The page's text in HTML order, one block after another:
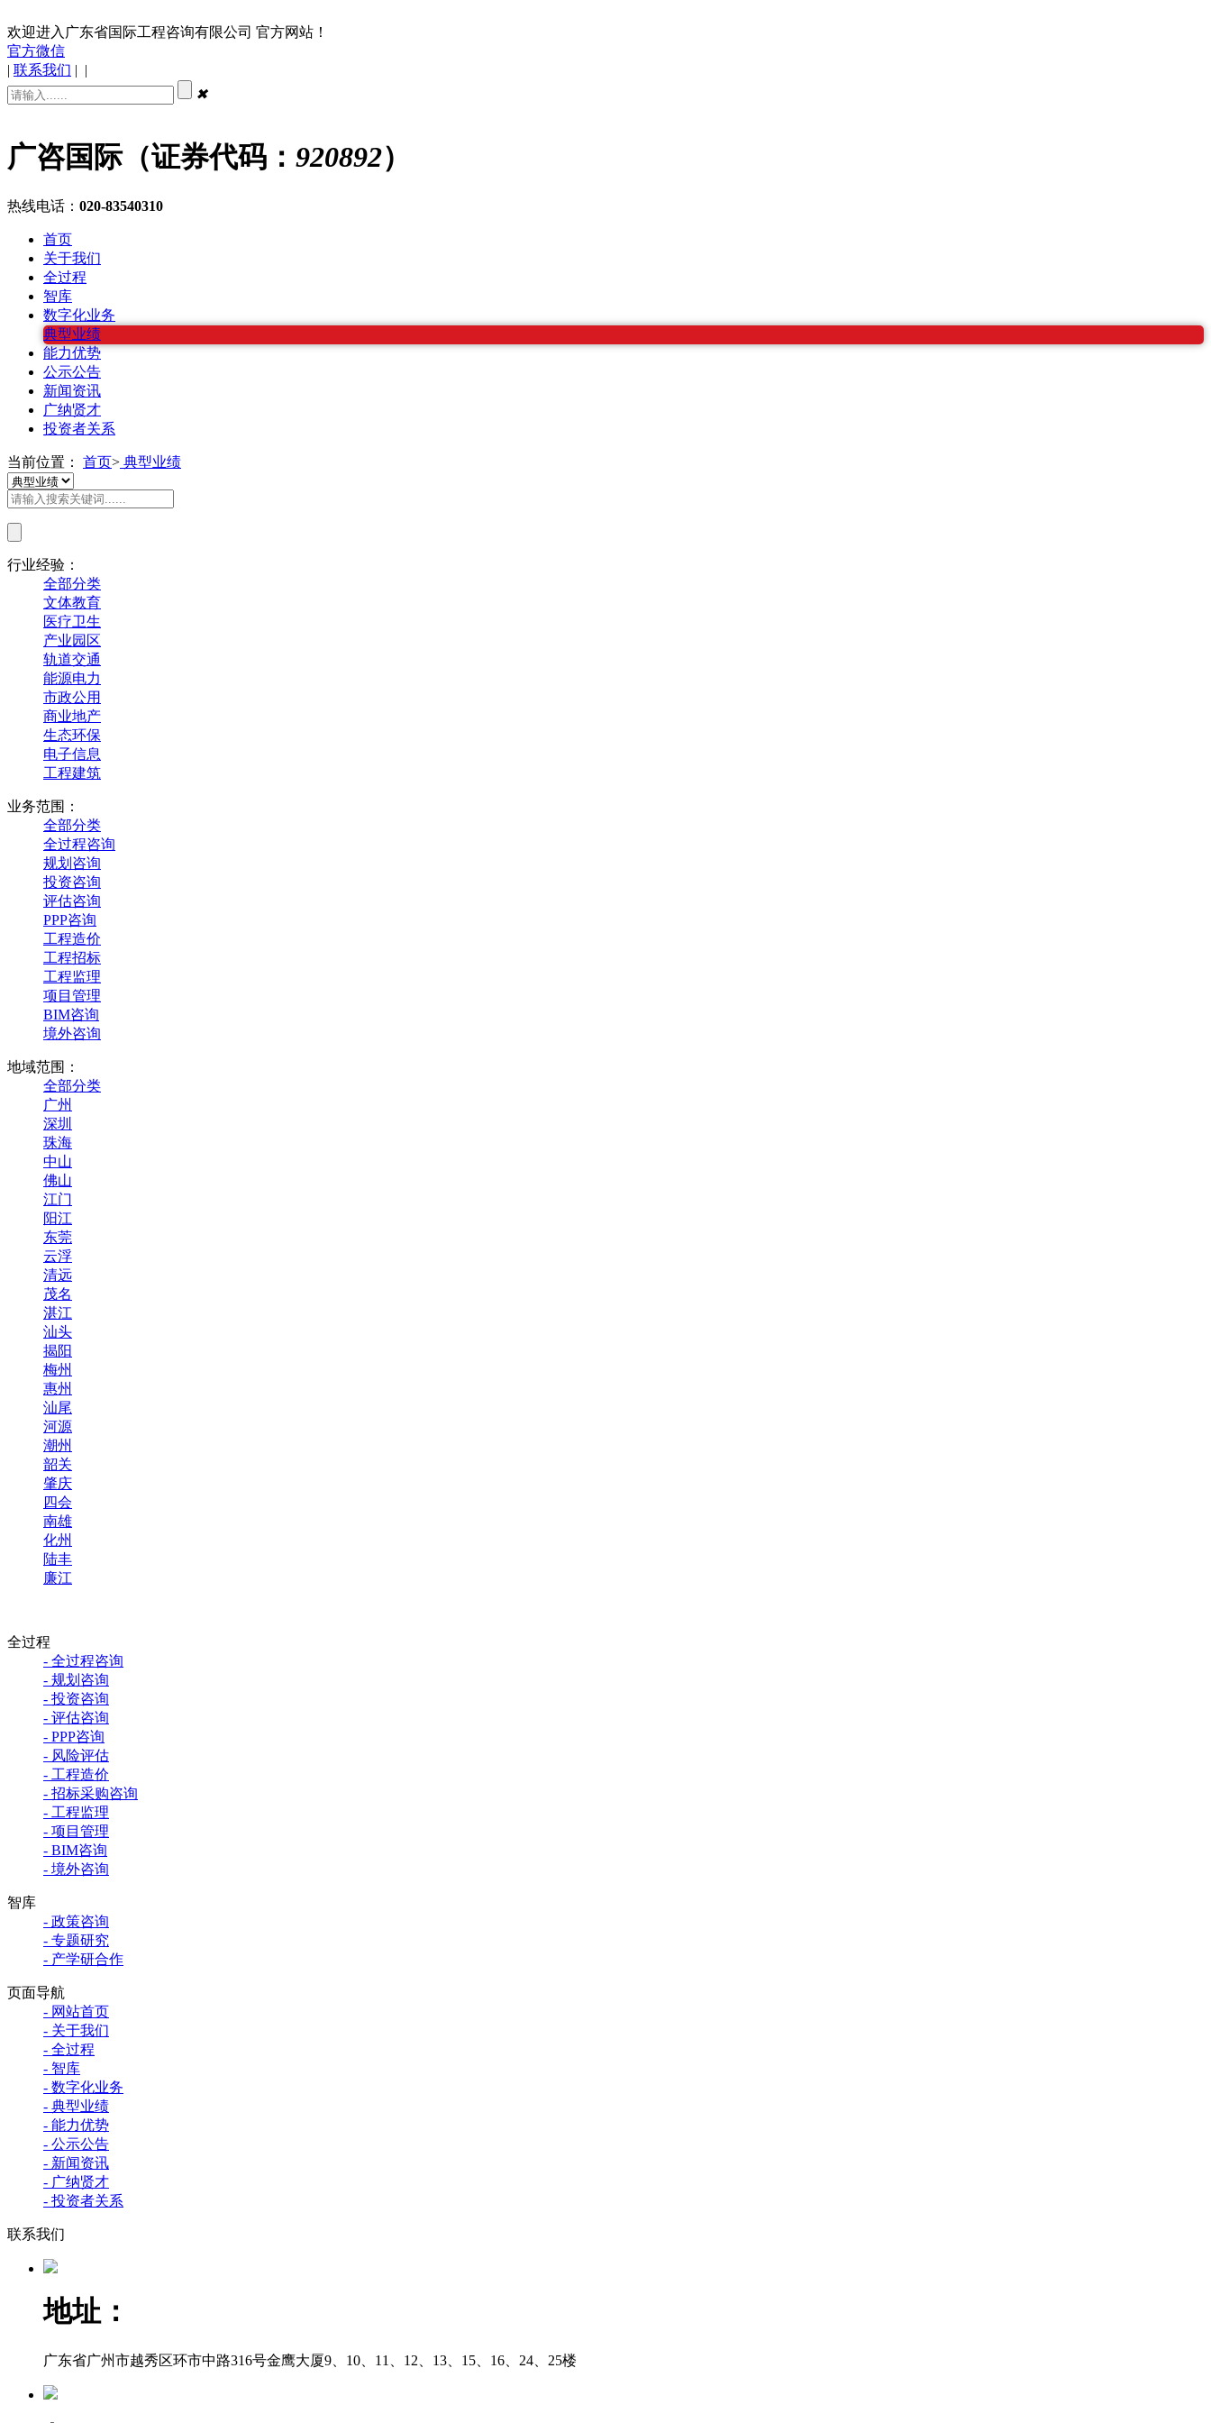
欢迎进入广东省国际工程咨询有限公司 官方网站！
官方微信
| 联系我们 | |
✖
广咨国际（证券代码： 920892）
热线电话： 020-83540310
首页
关于我们
全过程
智库
数字化业务
典型业绩
能力优势
公示公告
新闻资讯
广纳贤才
投资者关系
当前位置： 首页> 典型业绩
行业经验：
全部分类
文体教育
医疗卫生
产业园区
轨道交通
能源电力
市政公用
商业地产
生态环保
电子信息
工程建筑
业务范围：
全部分类
全过程咨询
规划咨询
投资咨询
评估咨询
PPP咨询
工程造价
工程招标
工程监理
项目管理
BIM咨询
境外咨询
地域范围：
全部分类
广州
深圳
珠海
中山
佛山
江门
阳江
东莞
云浮
清远
茂名
湛江
汕头
揭阳
梅州
惠州
汕尾
河源
潮州
韶关
肇庆
四会
南雄
化州
陆丰
廉江
全过程
- 全过程咨询
- 规划咨询
- 投资咨询
- 评估咨询
- PPP咨询
- 风险评估
- 工程造价
- 招标采购咨询
- 工程监理
- 项目管理
- BIM咨询
- 境外咨询
智库
- 政策咨询
- 专题研究
- 产学研合作
页面导航
- 网站首页
- 关于我们
- 全过程
- 智库
- 数字化业务
- 典型业绩
- 能力优势
- 公示公告
- 新闻资讯
- 广纳贤才
- 投资者关系
联系我们
地址：
广东省广州市越秀区环市中路316号金鹰大厦9、10、11、12、13、15、16、24、25楼